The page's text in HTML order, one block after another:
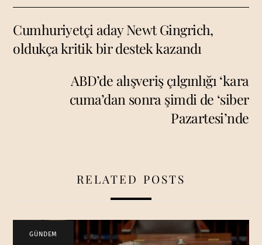
Cumhuriyetçi aday Newt Gingrich,
oldukça kritik bir destek kazandı
ABD’de alışveriş çılgınlığı ‘kara
cuma’dan sonra şimdi de ‘siber
Pazartesi’nde
RELATED POSTS
GÜNDEM